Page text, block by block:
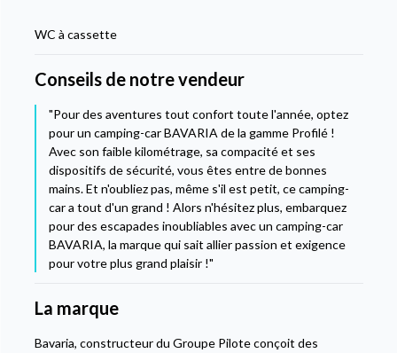
WC à cassette
Conseils de notre vendeur
"Pour des aventures tout confort toute l'année, optez
pour un camping-car BAVARIA de la gamme Profilé !
Avec son faible kilométrage, sa compacité et ses
dispositifs de sécurité, vous êtes entre de bonnes
mains. Et n'oubliez pas, même s'il est petit, ce camping-
car a tout d'un grand ! Alors n'hésitez plus, embarquez
pour des escapades inoubliables avec un camping-car
BAVARIA, la marque qui sait allier passion et exigence
pour votre plus grand plaisir !"
La marque
Bavaria, constructeur du Groupe Pilote conçoit des